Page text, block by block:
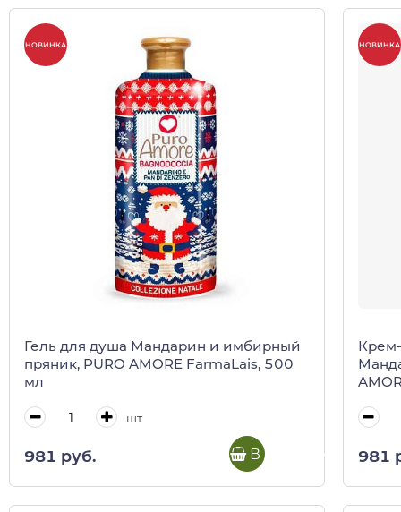
НОВИНКА
Гель для душа Мандарин и имбирный
пряник, PURO AMORE FarmaLais, 500
мл
шт
981 руб. В корзину
НОВИНКА
981